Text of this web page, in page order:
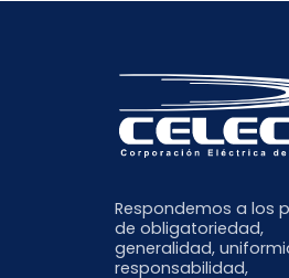
Respondemos a los
de obligatoriedad,
generalidad,
responsabilidad,